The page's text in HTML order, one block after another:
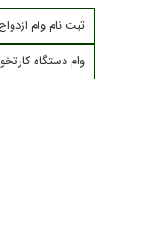
ثبت نام وام ازدواج
وام دستگاه